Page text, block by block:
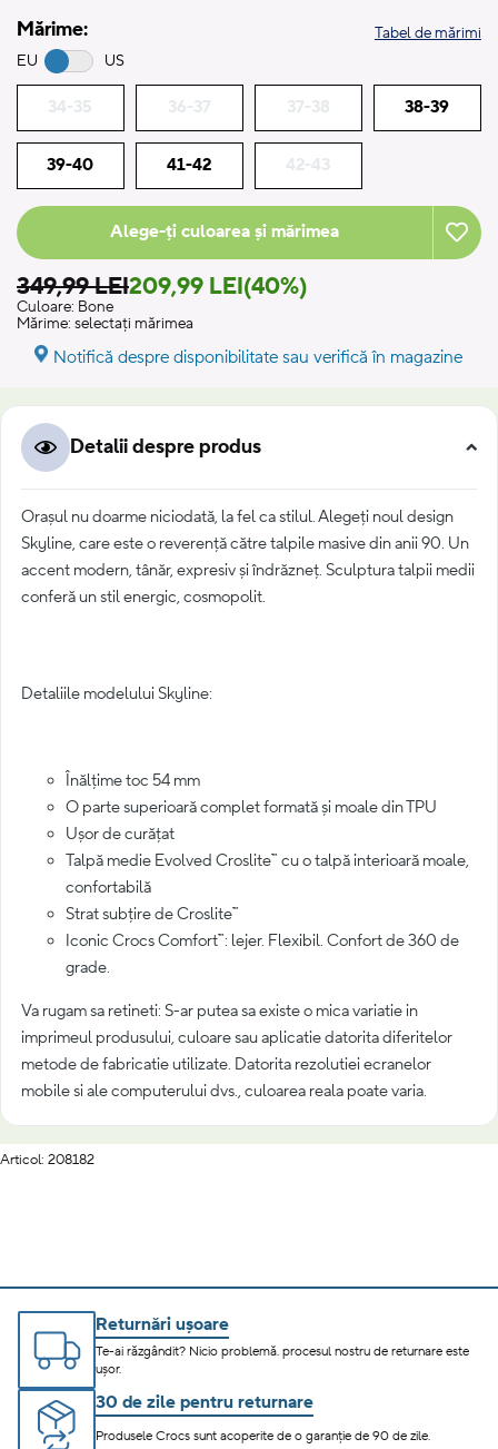
Mărime:
EU US
Tabel de mărimi
34-35 36-37 37-38 38-39
39-40 41-42 42-43
Alege-ți culoarea și mărimea
349,99 LEI209,99 LEI(40%)
Culoare: Bone
Mărime: selectați mărimea
Notifică despre disponibilitate sau verifică în magazine
Detalii despre produs
Orașul nu doarme niciodată, la fel ca stilul. Alegeți noul design
Skyline, care este o reverență către talpile masive din anii 90. Un
accent modern, tânăr, expresiv și îndrăzneț. Sculptura talpii medii
conferă un stil energic, cosmopolit.
Detaliile modelului Skyline:
Înălțime toc 54 mm
O parte superioară complet formată și moale din TPU
Ușor de curățat
Talpă medie Evolved Croslite™ cu o talpă interioară moale,
confortabilă
Strat subțire de Croslite™
Iconic Crocs Comfort™: lejer. Flexibil. Confort de 360 de
grade.
Va rugam sa retineti: S-ar putea sa existe o mica variatie in
imprimeul produsului, culoare sau aplicatie datorita diferitelor
metode de fabricatie utilizate. Datorita rezolutiei ecranelor
mobile si ale computerului dvs., culoarea reala poate varia.
Articol: 208182
Returnări ușoare
Te-ai răzgândit? Nicio problemă. procesul nostru de returnare este
ușor.
30 de zile pentru returnare
Produsele Crocs sunt acoperite de o garanție de 90 de zile.